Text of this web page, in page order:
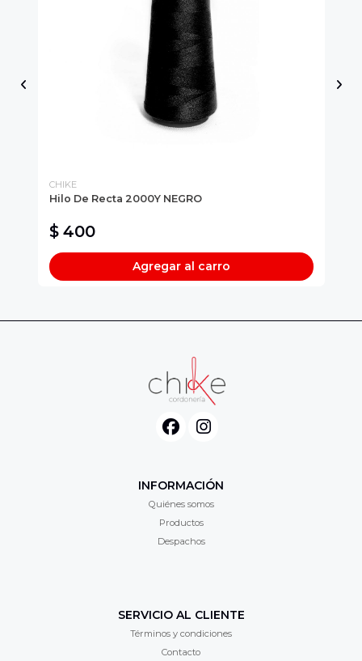
CHIKE
Hilo De Recta 2000Y NEGRO
$ 400
Agregar al carro
INFORMACIÓN
Quiénes somos
Productos
Despachos
SERVICIO AL CLIENTE
Términos y condiciones
Contacto